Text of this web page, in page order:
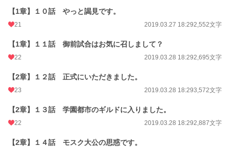
週間ポイント 56 pt (43,374 位)
年間ポイント 3,199 pt (56,094 位)
【1章】１０話 やっと謁見です。
21 2019.03.27 18:292,552文字
【1章】１１話 御前試合はお気に召しまして？
22 2019.03.28 18:292,695文字
【2章】１２話 正式にいただきました。
23 2019.03.28 18:293,572文字
【2章】１３話 学園都市のギルドに入りました。
22 2019.03.28 18:292,887文字
【2章】１４話 モスク大公の思惑です。